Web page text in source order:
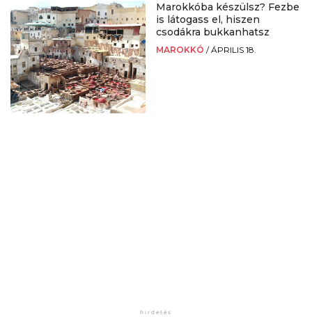
Marokkóba készülsz? Fezbe
is látogass el, hiszen
csodákra bukkanhatsz
MAROKKÓ /ÁPRILIS 18.